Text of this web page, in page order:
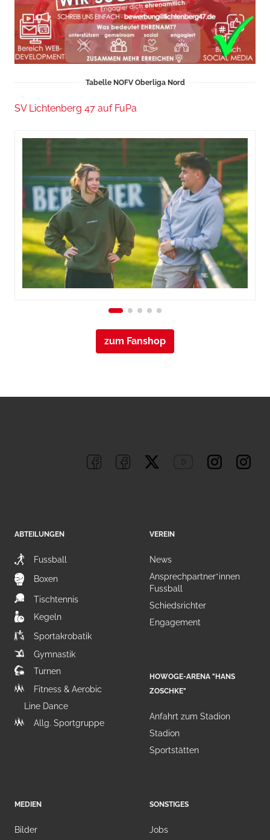
Tabelle NOFV Oberliga Nord
SV Lichtenberg 47 auf FuPa
zum Fanshop
ABTEILUNGEN
Fussball
Boxen
Tischtennis
Kegeln
Sportakrobatik
Gymnastik
Turnen
Fitness & Aerobic
Line Dance
Allg. Sportgruppe
VEREIN
News
Ansprechpartner*innen
Fussball
Schiedsrichter
Engagement
HOWOGE-ARENA "HANS
ZOSCHKE"
Anfahrt zum Stadion
Stadion
Sportstätten
MEDIEN
Bilder
SONSTIGES
Jobs